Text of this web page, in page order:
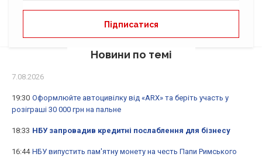
Новини по темі
7.08.2026
19:30 Оформлюйте автоцивілку від «ARX» та беріть участь у
розіграші 30 000 грн на пальне
18:33 НБУ запровадив кредитні послаблення для бізнесу
16:44 НБУ випустить пам'ятну монету на честь Папи Римського